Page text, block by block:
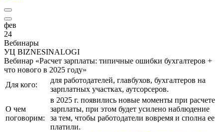
фев
24
Вебинары
УЦ BIZNESINALOGI
Вебинар «Расчет зарплаты: типичные ошибки бухгалтеров +
что нового в 2025 году»
Для кого:
для работодателей, главбухов, бухгалтеров на
зарплатных участках, аутсорсеров.
О чем
поговорим:
в 2025 г. появились новые моменты при расчете
зарплаты, при этом будет усилено наблюдение
за тем, чтобы работодатели вовремя и сполна ее
платили.